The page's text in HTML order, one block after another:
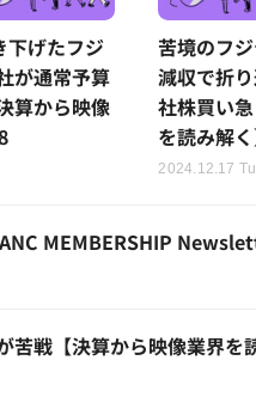
下げたフジ
が通常予算
算から映像
苦境のフ
減収で折
社株買い
を読み解
2024.12.17
MEMBERSHIP
苦戦【決算から映像業界を